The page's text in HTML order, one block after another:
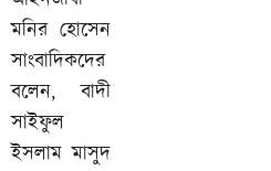
মনির হোসেন
সাংবাদিকদের
বলেন, বাদী
সাইফুল
ইসলাম মাসুদ